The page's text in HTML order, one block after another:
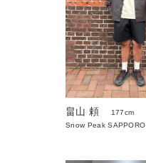
畠山 頼
177cm
Snow Peak